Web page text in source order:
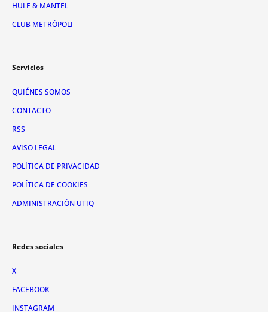
HULE & MANTEL
CLUB METRÓPOLI
Servicios
QUIÉNES SOMOS
CONTACTO
RSS
AVISO LEGAL
POLÍTICA DE PRIVACIDAD
POLÍTICA DE COOKIES
ADMINISTRACIÓN UTIQ
Redes sociales
X
FACEBOOK
INSTAGRAM